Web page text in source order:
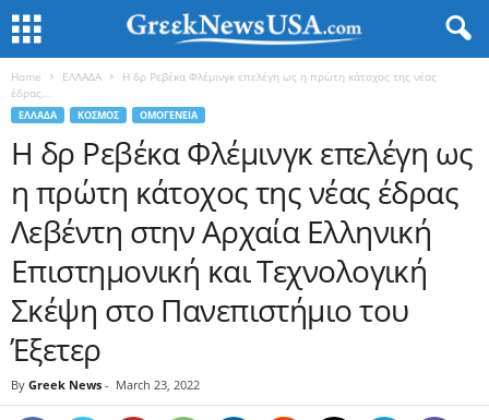
Home ΕΛΛΑΔΑ
Η δρ Ρεβέκα Φλέμινγκ επελέγη ως η πρώτη κάτοχος της νέας
έδρας...
ΕΛΛΑΔΑ ΚΟΣΜΟΣ ΟΜΟΓΕΝΕΙΑ
Η δρ Ρεβέκα Φλέμινγκ επελέγη ως
η πρώτη κάτοχος της νέας έδρας
Λεβέντη στην Αρχαία Ελληνική
Επιστημονική και Τεχνολογική
Σκέψη στο Πανεπιστήμιο του
Έξετερ
By Greek News - March 23, 2022